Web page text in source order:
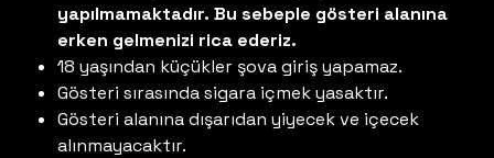
yapılmamaktadır. Bu sebeple gösteri alanına
erken gelmenizi rica ederiz.
18 yaşından küçükler şova giriş yapamaz.
Gösteri sırasında sigara içmek yasaktır.
Gösteri alanına dışarıdan yiyecek ve içecek
alınmayacaktır.